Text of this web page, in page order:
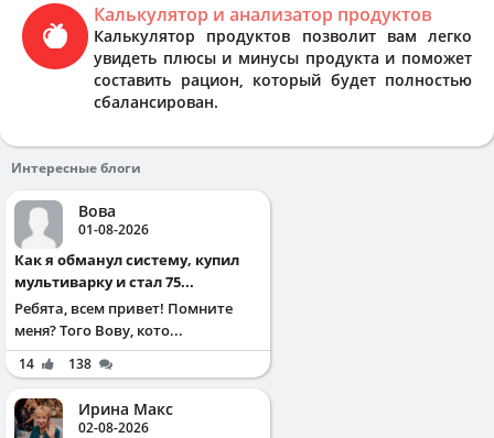
Калькулятор и анализатор продуктов
Калькулятор продуктов позволит вам легко
увидеть плюсы и минусы продукта и поможет
составить рацион, который будет полностью
сбалансирован.
Интересные блоги
Вова
01-08-2026
Как я обманул систему, купил
мультиварку и стал 75...
Ребята, всем привет! Помните
меня? Того Вову, кото...
14 138
Ирина Макс
02-08-2026